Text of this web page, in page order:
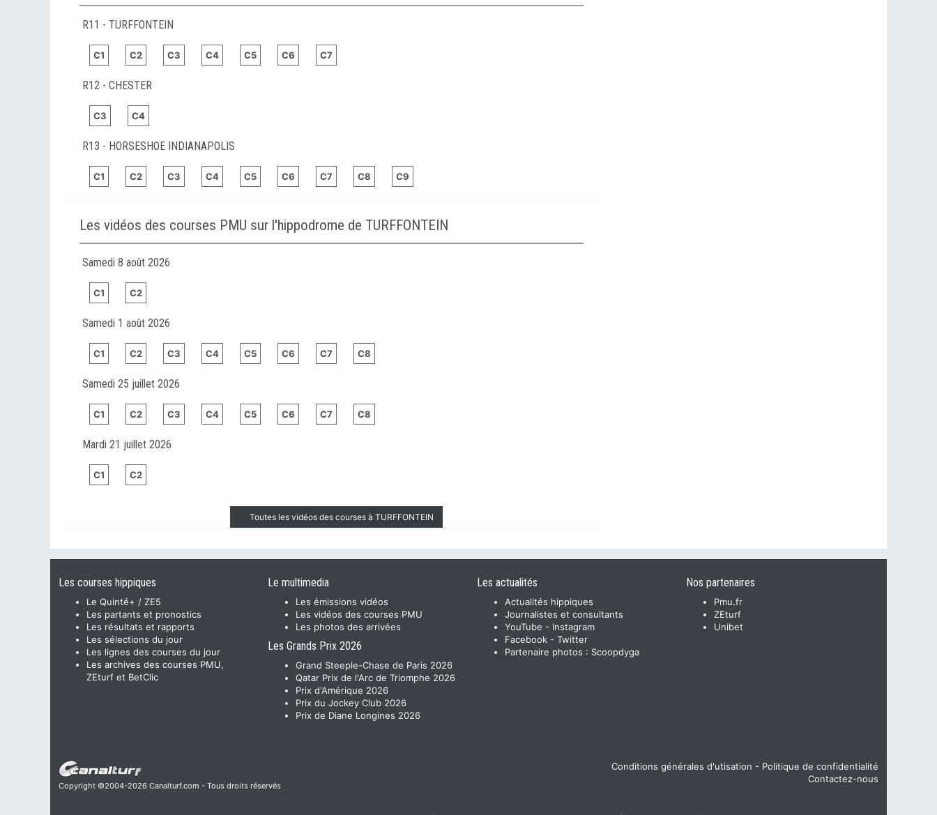
R11 - TURFFONTEIN
C1 C2 C3 C4 C5 C6 C7
R12 - CHESTER
C3 C4
R13 - HORSESHOE INDIANAPOLIS
C1 C2 C3 C4 C5 C6 C7 C8 C9
Les vidéos des courses PMU sur l'hippodrome de TURFFONTEIN
Samedi 8 août 2026
C1 C2
Samedi 1 août 2026
C1 C2 C3 C4 C5 C6 C7 C8
Samedi 25 juillet 2026
C1 C2 C3 C4 C5 C6 C7 C8
Mardi 21 juillet 2026
C1 C2
Toutes les vidéos des courses à TURFFONTEIN
Les courses hippiques
Le Quinté+ / ZE5
Les partants et pronostics
Les résultats et rapports
Les sélections du jour
Les lignes des courses du jour
Les archives des courses PMU,
ZEturf et BetClic
Le multimedia
Les émissions vidéos
Les vidéos des courses PMU
Les photos des arrivées
Les Grands Prix 2026
Grand Steeple-Chase de Paris 2026
Qatar Prix de l'Arc de Triomphe 2026
Prix d'Amérique 2026
Prix du Jockey Club 2026
Prix de Diane Longines 2026
Les actualités
Actualités hippiques
Journalistes et consultants
YouTube - Instagram
Facebook - Twitter
Partenaire photos : Scoopdyga
Nos partenaires
Pmu.fr
ZEturf
Unibet
Copyright ©2004-2026 Canalturf.com - Tous droits réservés
Conditions générales d'utisation - Politique de confidentialité
Contactez-nous